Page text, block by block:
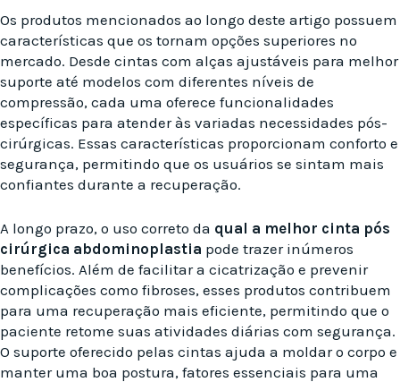
Os produtos mencionados ao longo deste artigo possuem
características que os tornam opções superiores no
mercado. Desde cintas com alças ajustáveis para melhor
suporte até modelos com diferentes níveis de
compressão, cada uma oferece funcionalidades
específicas para atender às variadas necessidades pós-
cirúrgicas. Essas características proporcionam conforto e
segurança, permitindo que os usuários se sintam mais
confiantes durante a recuperação.
A longo prazo, o uso correto da qual a melhor cinta pós
cirúrgica abdominoplastia pode trazer inúmeros
benefícios. Além de facilitar a cicatrização e prevenir
complicações como fibroses, esses produtos contribuem
para uma recuperação mais eficiente, permitindo que o
paciente retome suas atividades diárias com segurança.
O suporte oferecido pelas cintas ajuda a moldar o corpo e
manter uma boa postura, fatores essenciais para uma